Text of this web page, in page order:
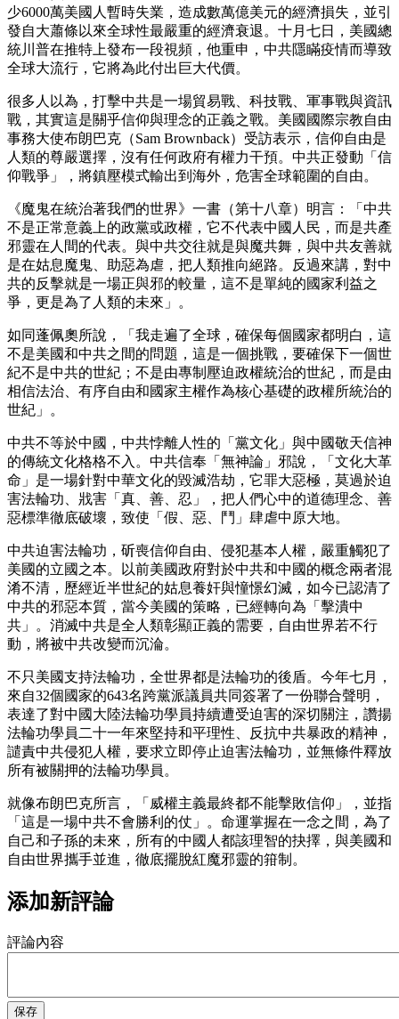
少6000萬美國人暫時失業，造成數萬億美元的經濟損失，並引
發自大蕭條以來全球性最嚴重的經濟衰退。十月七日，美國總
統川普在推特上發布一段視頻，他重申，中共隱瞞疫情而導致
全球大流行，它將為此付出巨大代價。
很多人以為，打擊中共是一場貿易戰、科技戰、軍事戰與資訊
戰，其實這是關乎信仰與理念的正義之戰。美國國際宗教自由
事務大使布朗巴克（Sam Brownback）受訪表示，信仰自由是
人類的尊嚴選擇，沒有任何政府有權力干預。中共正發動「信
仰戰爭」，將鎮壓模式輸出到海外，危害全球範圍的自由。
《魔鬼在統治著我們的世界》一書（第十八章）明言：「中共
不是正常意義上的政黨或政權，它不代表中國人民，而是共產
邪靈在人間的代表。與中共交往就是與魔共舞，與中共友善就
是在姑息魔鬼、助惡為虐，把人類推向絕路。反過來講，對中
共的反擊就是一場正與邪的較量，這不是單純的國家利益之
爭，更是為了人類的未來」。
如同蓬佩奧所說，「我走遍了全球，確保每個國家都明白，這
不是美國和中共之間的問題，這是一個挑戰，要確保下一個世
紀不是中共的世紀；不是由專制壓迫政權統治的世紀，而是由
相信法治、有序自由和國家主權作為核心基礎的政權所統治的
世紀」。
中共不等於中國，中共悖離人性的「黨文化」與中國敬天信神
的傳統文化格格不入。中共信奉「無神論」邪說，「文化大革
命」是一場針對中華文化的毀滅浩劫，它罪大惡極，莫過於迫
害法輪功、戕害「真、善、忍」，把人們心中的道德理念、善
惡標準徹底破壞，致使「假、惡、鬥」肆虐中原大地。
中共迫害法輪功，斫喪信仰自由、侵犯基本人權，嚴重觸犯了
美國的立國之本。以前美國政府對於中共和中國的概念兩者混
淆不清，歷經近半世紀的姑息養奸與憧憬幻滅，如今已認清了
中共的邪惡本質，當今美國的策略，已經轉向為「擊潰中
共」。消滅中共是全人類彰顯正義的需要，自由世界若不行
動，將被中共改變而沉淪。
不只美國支持法輪功，全世界都是法輪功的後盾。今年七月，
來自32個國家的643名跨黨派議員共同簽署了一份聯合聲明，
表達了對中國大陸法輪功學員持續遭受迫害的深切關注，讚揚
法輪功學員二十一年來堅持和平理性、反抗中共暴政的精神，
譴責中共侵犯人權，要求立即停止迫害法輪功，並無條件釋放
所有被關押的法輪功學員。
就像布朗巴克所言，「威權主義最終都不能擊敗信仰」，並指
「這是一場中共不會勝利的仗」。命運掌握在一念之間，為了
自己和子孫的未來，所有的中國人都該理智的抉擇，與美國和
自由世界攜手並進，徹底擺脫紅魔邪靈的箝制。
添加新評論
評論內容
保存